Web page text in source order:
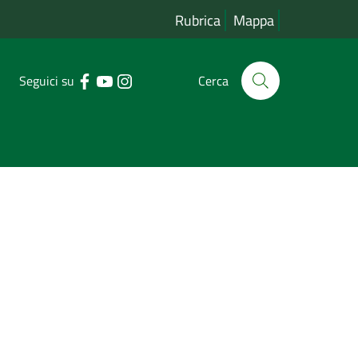
Rubrica Mappa
Seguici su Cerca